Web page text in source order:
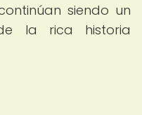
siendo un
la rica historia